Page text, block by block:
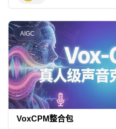
AIGC
VoxCPM整合包